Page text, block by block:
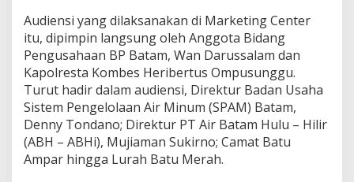
e
b
u
u
h
a
n
M
a
s
Audiensi yang dilaksanakan di Marketing Center
itu, dipimpin langsung oleh Anggota Bidang
Pengusahaan BP Batam, Wan Darussalam dan
Kapolresta Kombes Heribertus Ompusunggu.
Turut hadir dalam audiensi, Direktur Badan Usaha
Sistem Pengelolaan Air Minum (SPAM) Batam,
Denny Tondano; Direktur PT Air Batam Hulu – Hilir
(ABH – ABHi), Mujiaman Sukirno; Camat Batu
Ampar hingga Lurah Batu Merah.